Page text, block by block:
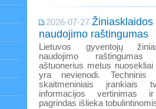
2026-07-27
naudojimo raštingumas
Lietuvos gyventojų
naudojimo
aštuonerius metus
yra nevienodi. Techninis
skaitmeniniais įrankiais
informacijos vertinimas
pagrindas išlieka